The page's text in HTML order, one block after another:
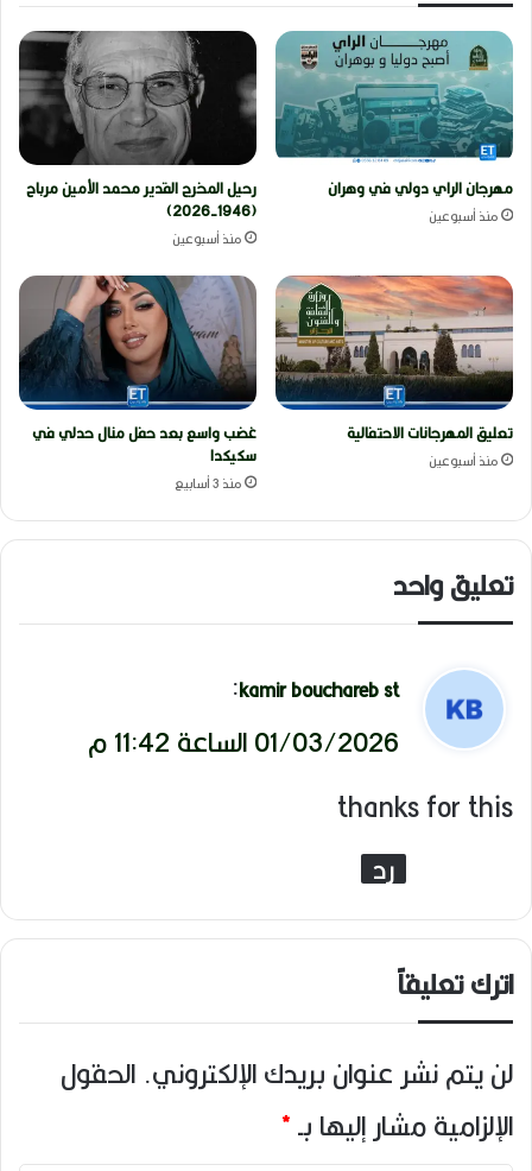
مهرجان الراي دولي في وهران
منذ أسبوعين
رحيل المخرج القدير محمد الأمين مرباح
(1946-2026)
منذ أسبوعين
تعليق المهرجانات الاحتفالية
منذ أسبوعين
غضب واسع بعد حفل منال حدلي في
سكيكدا
منذ 3 أسابيع
تعليق واحد
ي
ق
و
ل
kamir bouchareb st
:
01/03/2026 الساعة 11:42 م
thanks for this
رد
اترك تعليقاً
لن يتم نشر عنوان بريدك الإلكتروني. الحقول
الإلزامية مشار إليها بـ*